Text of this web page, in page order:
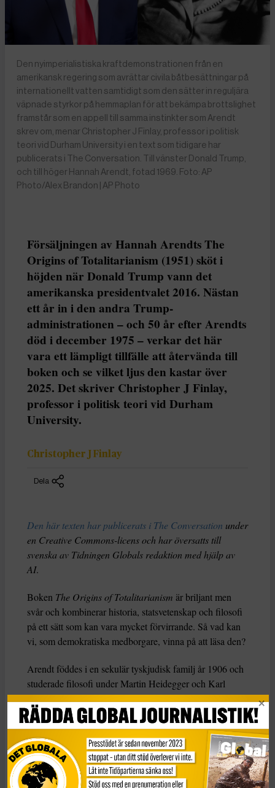
Den nyimperialistiska kraftdemonstrationen från en
amerikansk regering som avrättar civila båtbesättningar på
internationellt vatten samtidigt som den sätter in reguljära
väpnade styrkor på hemmaplan för att bekämpa brottslighet
framstår som en appell till samma instinkter som Arendt
skrev om, menar Christopher J Finlay, professor i politisk
teori vid Durham University i en text som tidigare har
publicerats i The Conversation. Till vänster Donald Trump,
och till höger Hannah Arendt, fotad 1969. Foto: AP
Photo/Alex Brandon | AP Photo
Försäljningen av Hannah Arendts The
Origins of Totalitarianism (1951) sköt i
höjden när Donald Trump vann det
amerikanska presidentvalet 2016. Nästan
ett år in i den andra Trump-
administrationen – och 50 år efter Arendts
död i december 1975 – verkar det här
vara ett lämpligt tillfälle att återvända till
boken och se vilket ljus den kastar över
2025. Det skriver Christopher J Finlay,
professor i politisk teori vid Durham
University.
Christopher J Finlay
Dela
Den här texten har publicerats i The Conversation under
en Creative Commons-licens och har översatts till
svenska av Tidningen Globals redaktion med hjälp av
AI.
Boken The Origins of Totalitarianism är briljant men
svår och kombinerar historia, statsvetenskap och filosofi
på ett sätt som kan vara mycket förvirrande. Så vad kan
vi, som demokratiska medborgare, vinna på att läsa den?
Arendt föddes i en sekulär tyskjudisk familj år 1906 och
studerade filosofi under Martin Heidegger och Karl
Jaspers innan hon övergick till sionistisk aktivism i Berlin
i början av 1930-talet. Efter en kontakt med gestapo
flydde hon till Frankrike och lämnade Europa 1941 för
USA. Så när hon började forska om boken Origins i
början av 1940-talet var hon inte främmande för
totalitarism.